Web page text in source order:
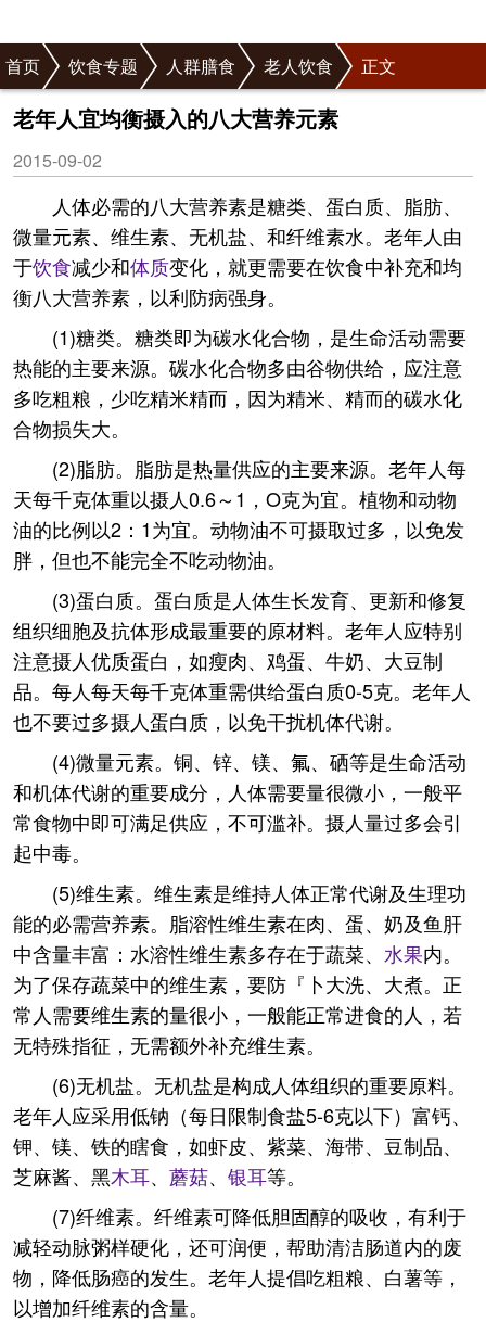
首页 饮食专题 人群膳食 老人饮食 正文
老年人宜均衡摄入的八大营养元素
2015-09-02
人体必需的八大营养素是糖类、蛋白质、脂肪、
微量元素、维生素、无机盐、和纤维素水。老年人由
于饮食减少和体质变化，就更需要在饮食中补充和均
衡八大营养素，以利防病强身。
(1)糖类。糖类即为碳水化合物，是生命活动需要
热能的主要来源。碳水化合物多由谷物供给，应注意
多吃粗粮，少吃精米精而，因为精米、精而的碳水化
合物损失大。
(2)脂肪。脂肪是热量供应的主要来源。老年人每
天每千克体重以摄人0.6～1，O克为宜。植物和动物
油的比例以2：1为宜。动物油不可摄取过多，以免发
胖，但也不能完全不吃动物油。
(3)蛋白质。蛋白质是人体生长发育、更新和修复
组织细胞及抗体形成最重要的原材料。老年人应特别
注意摄人优质蛋白，如瘦肉、鸡蛋、牛奶、大豆制
品。每人每天每千克体重需供给蛋白质0-5克。老年人
也不要过多摄人蛋白质，以免干扰机体代谢。
(4)微量元素。铜、锌、镁、氟、硒等是生命活动
和机体代谢的重要成分，人体需要量很微小，一般平
常食物中即可满足供应，不可滥补。摄人量过多会引
起中毒。
(5)维生素。维生素是维持人体正常代谢及生理功
能的必需营养素。脂溶性维生素在肉、蛋、奶及鱼肝
中含量丰富：水溶性维生素多存在于蔬菜、 水果内。
为了保存蔬菜中的维生素，要防『卜大洗、大煮。正
常人需要维生素的量很小，一般能正常进食的人，若
无特殊指征，无需额外补充维生素。
(6)无机盐。无机盐是构成人体组织的重要原料。
老年人应采用低钠（每日限制食盐5-6克以下）富钙、
钾、镁、铁的瞎食，如虾皮、紫菜、海带、豆制品、
芝麻酱、黑木耳、 蘑菇、 银耳等。
(7)纤维素。纤维素可降低胆固醇的吸收，有利于
减轻动脉粥样硬化，还可润便，帮助清洁肠道内的废
物，降低肠癌的发生。老年人提倡吃粗粮、白薯等，
以增加纤维素的含量。